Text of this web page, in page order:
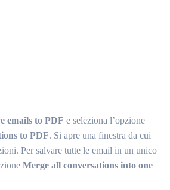
emails to PDF e seleziona l’opzione
to PDF. Si apre una finestra da cui
Per salvare tutte le email in un unico
Merge all conversations into one